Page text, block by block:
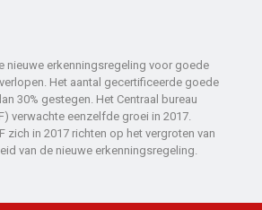
nieuwe erkenningsregeling voor goede
Het aantal gecertificeerde goede
30% gestegen. Het Centraal bureau
verwachte eenzelfde groei in 2017.
zich in 2017 richten op het vergroten van
van de nieuwe erkenningsregeling.